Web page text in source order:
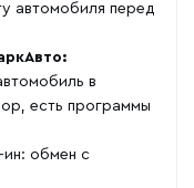
автомобиля перед
в
есть программы
ин: обмен с